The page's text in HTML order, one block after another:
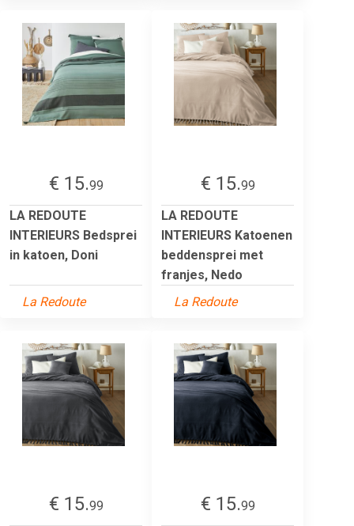
€ 15.99
LA REDOUTE
INTERIEURS Bedsprei
in katoen, Doni
La Redoute
€ 15.99
LA REDOUTE
INTERIEURS Katoenen
beddensprei met
franjes, Nedo
La Redoute
€ 15.99 € 15.99